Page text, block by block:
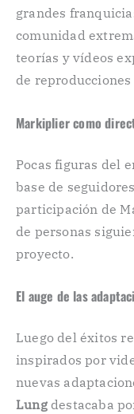
grandes
comunidad
teorías y vídeos
de
Markiplier como
Pocas figuras del
base de
participación de
de personas
proyecto.
El auge de las
Luego del éxitos
inspirados por
nuevas
Lungdestacaba